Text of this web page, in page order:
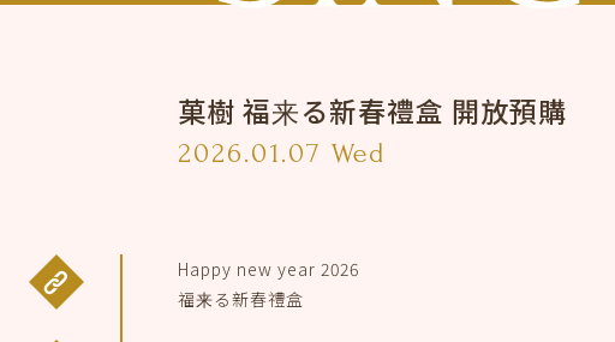
菓樹 福来る新春禮盒 開放預購
2026.01.07 Wed
Happy new year 2026
福来る新春禮盒